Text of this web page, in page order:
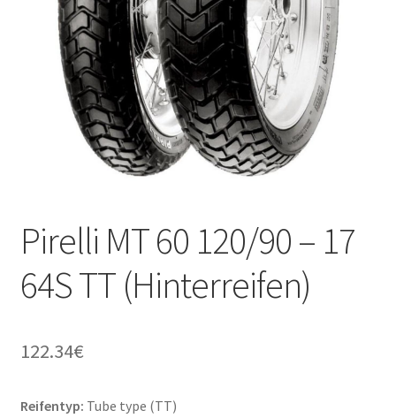
Pirelli MT 60 120/90 – 17
64S TT (Hinterreifen)
122.34€
Reifentyp: Tube type (TT)